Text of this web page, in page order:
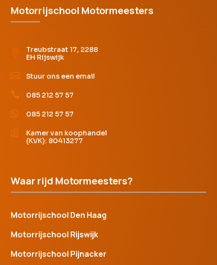
Motorrijschool Motormeesters

Treubstraat 17, 2288
EH Rijswijk
 Stuur ons een email
 085 212 57 57
 085 212 57 57

Kamer van koophandel
(KVK): 80413277
Waar rijd Motormeesters?
Motorrijschool Den Haag
Motorrijschool Rijswijk
Motorrijschool Pijnacker